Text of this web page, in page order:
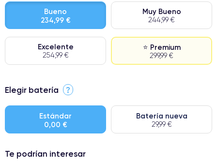
Bueno
234,99 €
Muy Bueno
244,99 €
Excelente
254,99 €
⭐ Premium
299,99 €
⭐ Premium
● Batería: uso intensivo.
● Solo el 5% de nuestros teléfonos tienen una categoría Premium.
Elegir batería ?
Estándar
0,00 €
Batería nueva
29,99 €
Te podrían interesar